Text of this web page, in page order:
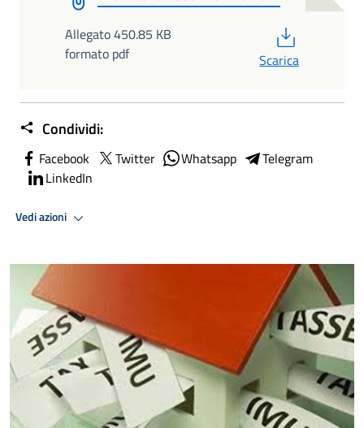
Allegato 450.85 KB
formato pdf
Scarica
Condividi:
Facebook Twitter Whatsapp
Telegram
LinkedIn
Vedi azioni